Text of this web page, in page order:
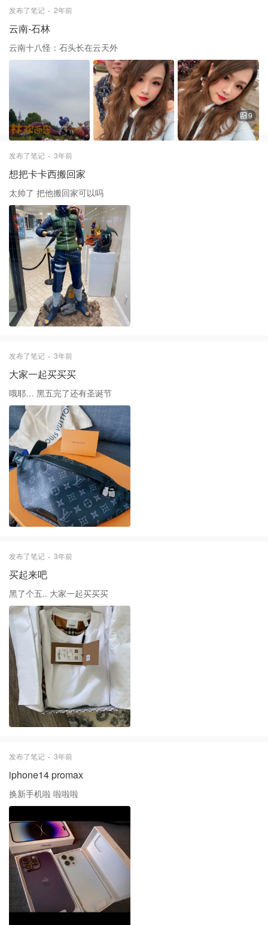
发布了笔记 2年前
云南-石林
云南十八怪：石头长在云天外
9
发布了笔记 3年前
想把卡卡西搬回家
太帅了 把他搬回家可以吗
发布了笔记 3年前
大家一起买买买
哦耶… 黑五完了还有圣诞节
发布了笔记 3年前
买起来吧
黑了个五.. 大家一起买买买
发布了笔记 3年前
iphone14 promax
换新手机啦 啦啦啦